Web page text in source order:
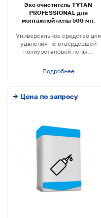
Эко очиститель TYTAN
PROFESSIONAL для
монтажной пены 500 мл.
Универсальное средство для
удаления не отвердевшей
полиуретановой пены...
Подробнее
→ Цена по запросу